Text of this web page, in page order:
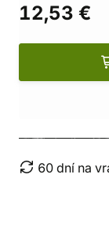
12,53 €
60 dní na